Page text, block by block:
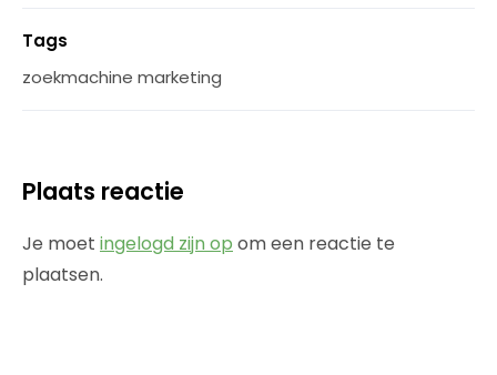
Tags
zoekmachine marketing
Plaats reactie
Je moet ingelogd zijn op om een reactie te
plaatsen.